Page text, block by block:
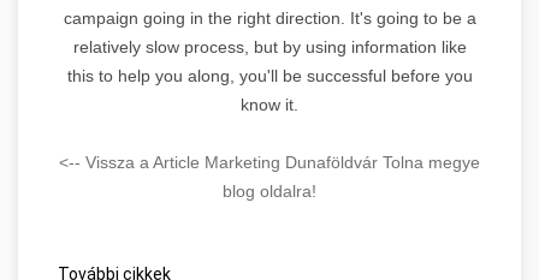
campaign going in the right direction. It's going to be a
relatively slow process, but by using information like
this to help you along, you'll be successful before you
know it.
<-- Vissza a Article Marketing Dunaföldvár Tolna megye
blog oldalra!
További cikkek